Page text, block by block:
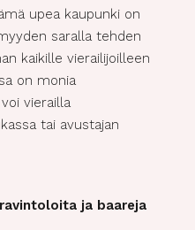
upea kaupunki on
saralla tehden
kaikille vierailijoilleen
on monia
vierailla
tai avustajan
ja baareja